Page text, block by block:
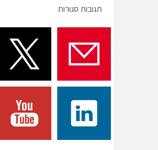
תגובות סגורות